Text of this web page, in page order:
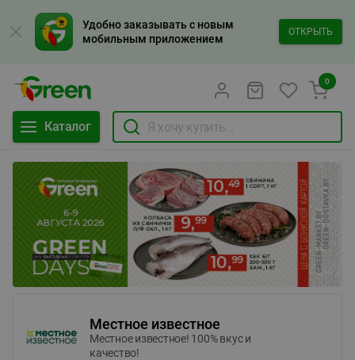
Удобно заказывать с новым
мобильным приложением
ОТКРЫТЬ
Каталог
0
Местное известное
Местное известное! 100% вкус и
качество!